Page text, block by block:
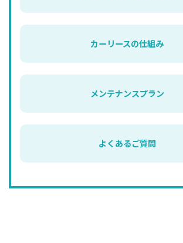
カーリースの仕組み
メンテナンスプラン
よくあるご質問